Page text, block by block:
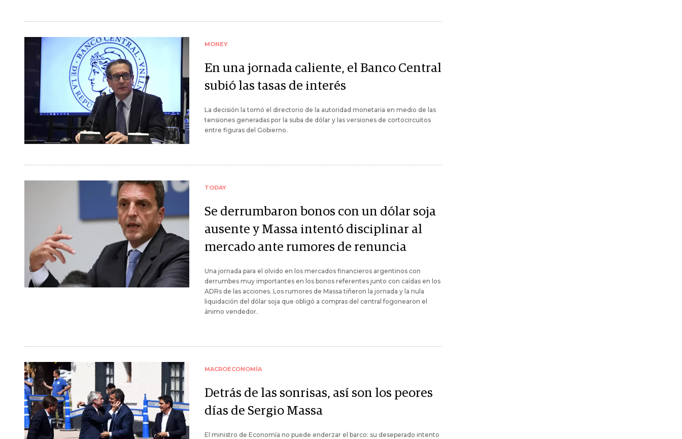
MONEY
En una jornada caliente, el Banco Central
subió las tasas de interés
La decisión la tomó el directorio de la autoridad monetaria en medio de las
tensiones generadas por la suba de dólar y las versiones de cortocircuitos
entre figuras del Gobierno.
TODAY
Se derrumbaron bonos con un dólar soja
ausente y Massa intentó disciplinar al
mercado ante rumores de renuncia
Una jornada para el olvido en los mercados financieros argentinos con
derrumbes muy importantes en los bonos referentes junto con caídas en los
ADRs de las acciones. Los rumores de Massa tiñeron la jornada y la nula
liquidación del dólar soja que obligó a compras del central fogonearon el
ánimo vendedor.
MACROECONOMÍA
Detrás de las sonrisas, así son los peores
días de Sergio Massa
El ministro de Economía no puede enderzar el barco: su deseperado intento